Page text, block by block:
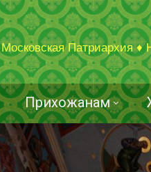
Московская Патриархия ♦
Прихожанам